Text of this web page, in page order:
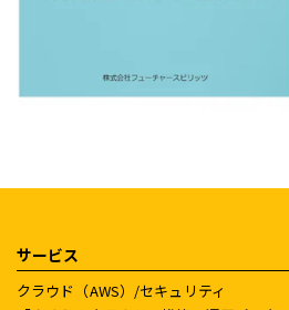
サービス
クラウド（AWS）/セキュリティ